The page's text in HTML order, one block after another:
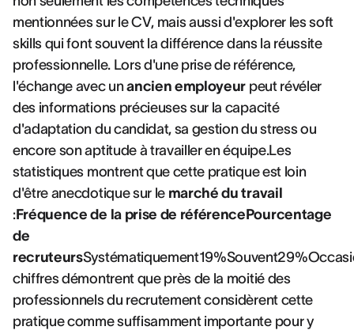
mentionnées sur le CV, mais aussi d'explorer les soft
skills qui font souvent la différence dans la réussite
professionnelle. Lors d'une prise de référence,
l'échange avec unancien employeur peut révéler
des informations précieuses sur la capacité
d'adaptation du candidat, sa gestion du stress ou
encore son aptitude à travailler en équipe.Les
statistiques montrent que cette pratique est loin
d'être anecdotique sur le marché du travail
:Fréquence de la prise de référencePourcentage
de
recruteurs
chiffres démontrent que près de la moitié des
professionnels du recrutement considèrent cette
pratique comme suffisamment importante pour y